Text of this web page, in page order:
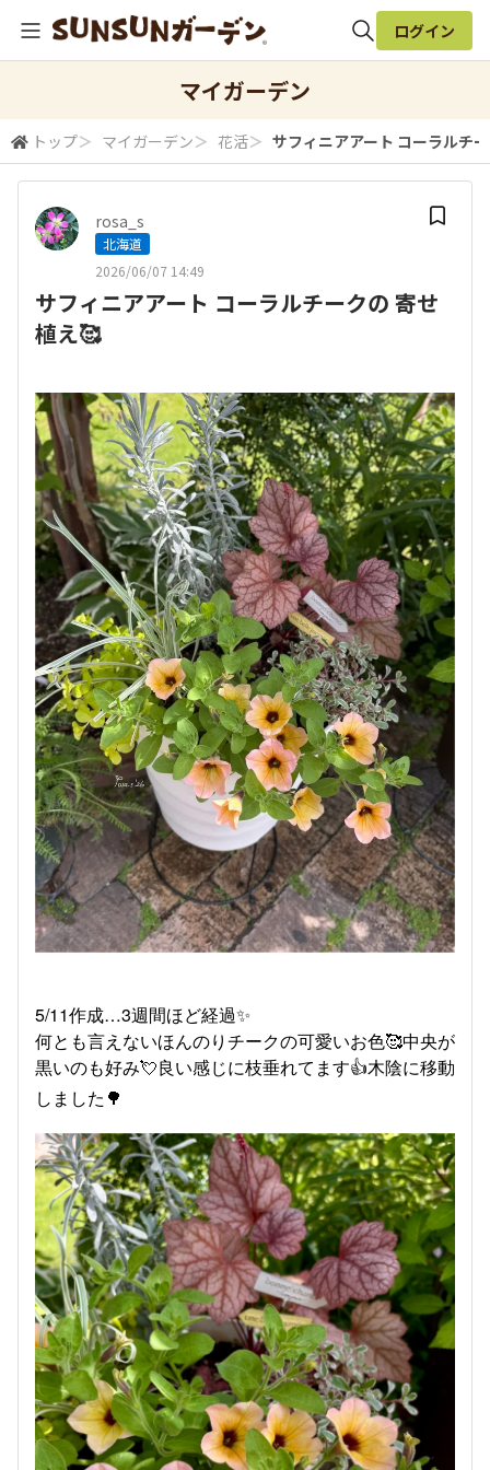
検索
ログイン
マイガーデン
トップ＞ マイガーデン＞ 花活＞ サフィニアアート コーラルチ
rosa_s
北海道
2026/06/07 14:49
サフィニアアート コーラルチークの 寄せ
植え🥰
5/11作成…3週間ほど経過✨
何とも言えないほんのりチークの可愛いお色🥰中央が
黒いのも好み💘良い感じに枝垂れてます👍木陰に移動
しました🌳